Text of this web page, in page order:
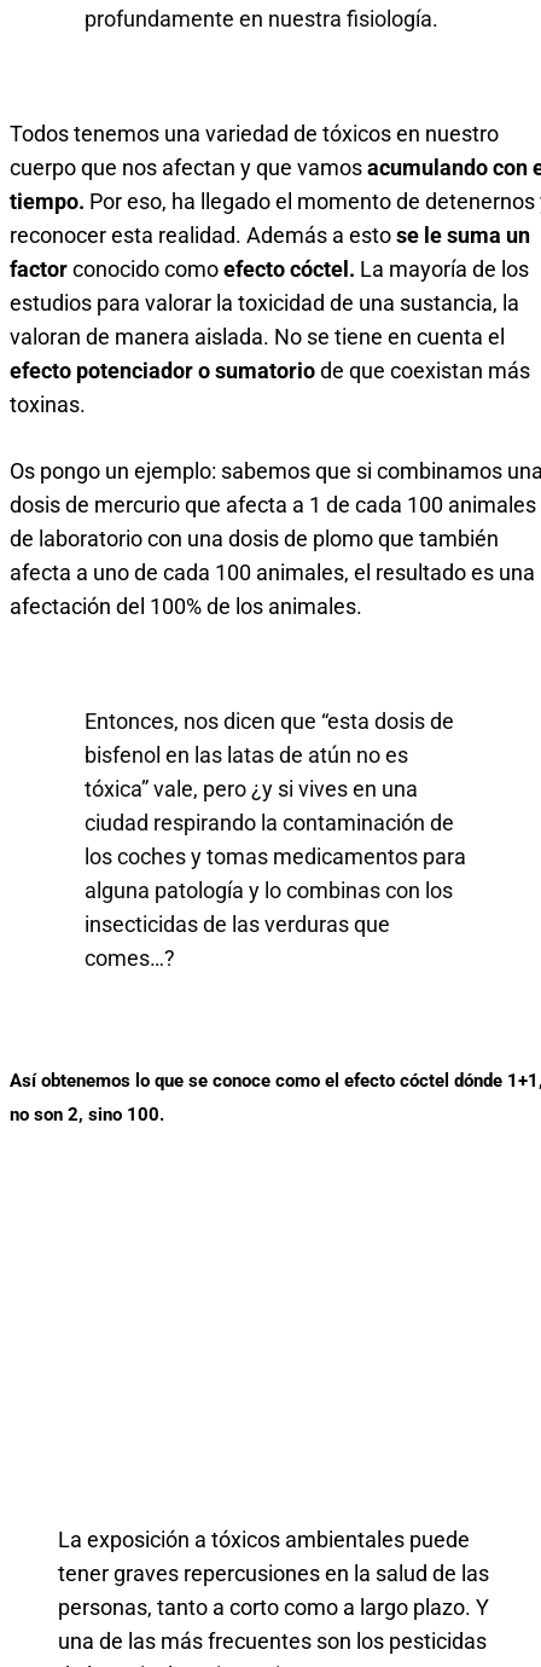
profundamente en nuestra fisiología.
Todos tenemos una variedad de tóxicos en nuestro
cuerpo que nos afectan y que vamosacumulando con
tiempo. Por eso, ha llegado el momento de detenernos
reconocer esta realidad. Además a estose le suma un
factorconocido comoefecto cóctel. La mayoría de los
estudios para valorar la toxicidad de una sustancia, la
valoran de manera aislada. No se tiene en cuenta el
efecto potenciador o sumatoriode que coexistan más
toxinas.
Os pongo un ejemplo: sabemos que si combinamos
dosis de mercurio que afecta a 1 de cada 100 animales
de laboratorio con una dosis de plomo que también
afecta a uno de cada 100 animales, el resultado es una
afectación del 100% de los animales.
Entonces, nos dicen que “esta dosis de
bisfenol en las latas de atún no es
tóxica” vale, pero ¿y si vives en una
ciudad respirando la contaminación de
los coches y tomas medicamentos para
alguna patología y lo combinas con los
insecticidas de las verduras que
comes…?
Así obtenemos lo que se conoce como el efecto cóctel dónde
no son 2, sino 100.
La exposición a tóxicos ambientales puede
tener graves repercusiones en la salud de las
personas, tanto a corto como a largo plazo. Y
una de las más frecuentes son los pesticidas